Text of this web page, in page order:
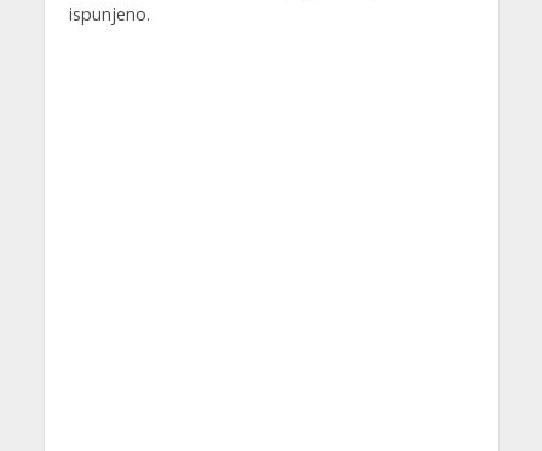
ispunjeno.